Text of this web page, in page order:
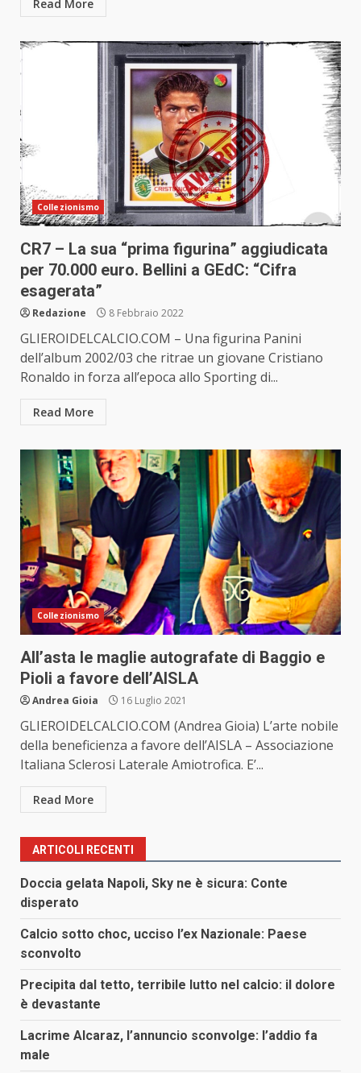
Read More
Collezionismo
CR7 – La sua “prima figurina” aggiudicata
per 70.000 euro. Bellini a GEdC: “Cifra
esagerata”
Redazione 8 Febbraio 2022
GLIEROIDELCALCIO.COM – Una figurina Panini
dell’album 2002/03 che ritrae un giovane Cristiano
Ronaldo in forza all’epoca allo Sporting di...
Read More
Collezionismo
All’asta le maglie autografate di Baggio e
Pioli a favore dell’AISLA
Andrea Gioia 16 Luglio 2021
GLIEROIDELCALCIO.COM (Andrea Gioia) L’arte nobile
della beneficienza a favore dell’AISLA – Associazione
Italiana Sclerosi Laterale Amiotrofica. E’...
Read More
ARTICOLI RECENTI
Doccia gelata Napoli, Sky ne è sicura: Conte
disperato
Calcio sotto choc, ucciso l’ex Nazionale: Paese
sconvolto
Precipita dal tetto, terribile lutto nel calcio: il dolore
è devastante
Lacrime Alcaraz, l’annuncio sconvolge: l’addio fa
male